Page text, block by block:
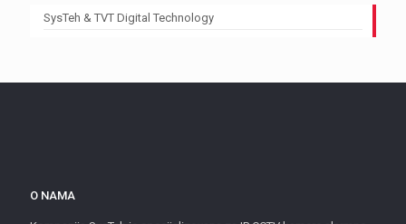
SysTeh & TVT Digital Technology
O NAMA